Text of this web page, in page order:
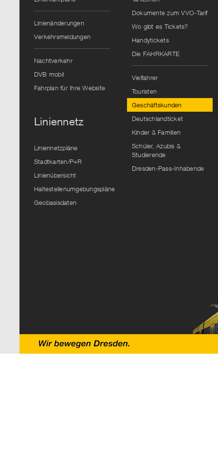
Linienänderungen
Verkehrsmeldungen
Nachtverkehr
DVB mobil
Fahrplan für Ihre Website
Liniennetz
Liniennetzpläne
Stadtkarten/P+R
Linienübersicht
Haltestellenumgebungspläne
Geobasisdaten
Dokumente zum VVO-Tarif
Wo gibt es Tickets?
Handytickets
Die FAHRKARTE
Vielfahrer
Touristen
Geschäftskunden
Deutschlandticket
Kinder & Familien
Schüler, Azubis &
Studierende
Dresden-Pass-Inhabende